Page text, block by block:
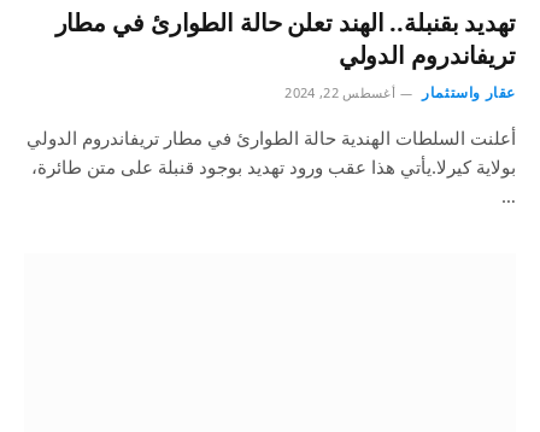
تهديد بقنبلة.. الهند تعلن حالة الطوارئ في مطار
تريفاندروم الدولي
عقار واستثمار أغسطس 22, 2024
أعلنت السلطات الهندية حالة الطوارئ في مطار تريفاندروم الدولي
بولاية كيرلا.يأتي هذا عقب ورود تهديد بوجود قنبلة على متن طائرة،
…